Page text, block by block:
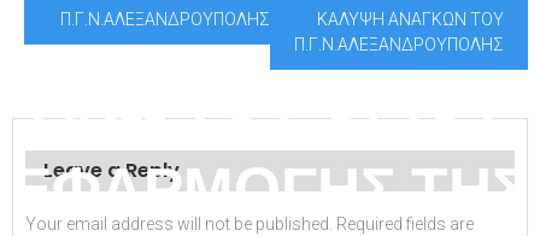
ΑΝΩ ΤΟΥ ΟΡΙΟΥ
ΕΦΑΡΜΟΓΗΣ ΤΗΣ
Π.Γ.Ν.ΑΛΕΞΑΝΔΡΟΥΠΟΛΗΣ
ΚΑΛΥΨΗ ΑΝΑΓΚΩΝ ΤΟΥ
Π.Γ.Ν.ΑΛΕΞΑΝΔΡΟΥΠΟΛΗΣ
Leave a Reply
Your email address will not be published.
Required fields are